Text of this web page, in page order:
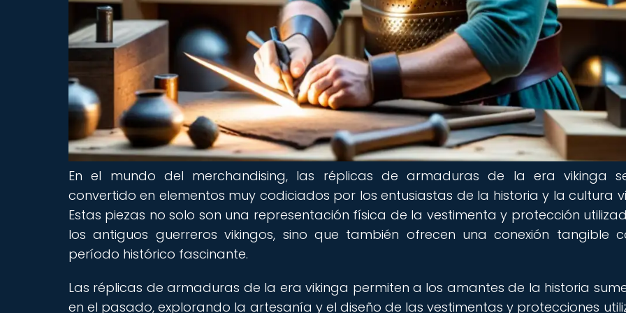
En el mundo del merchandising, las réplicas de armaduras de la era vikinga
convertido en elementos muy codiciados por los entusiastas de la historia y la cultura
Estas piezas no solo son una representación física de la vestimenta y protección
los antiguos guerreros vikingos, sino que también ofrecen una conexión tangible
período histórico fascinante.
Las réplicas de armaduras de la era vikinga permiten a los amantes de la historia
en el pasado, explorando la artesanía y el diseño de las vestimentas y protecciones